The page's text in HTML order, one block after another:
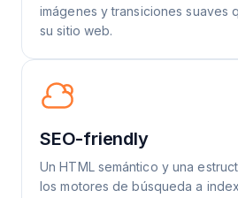
imágenes y transiciones suaves
su sitio web.
SEO-friendly
Un HTML semántico y una
los motores de búsqueda a